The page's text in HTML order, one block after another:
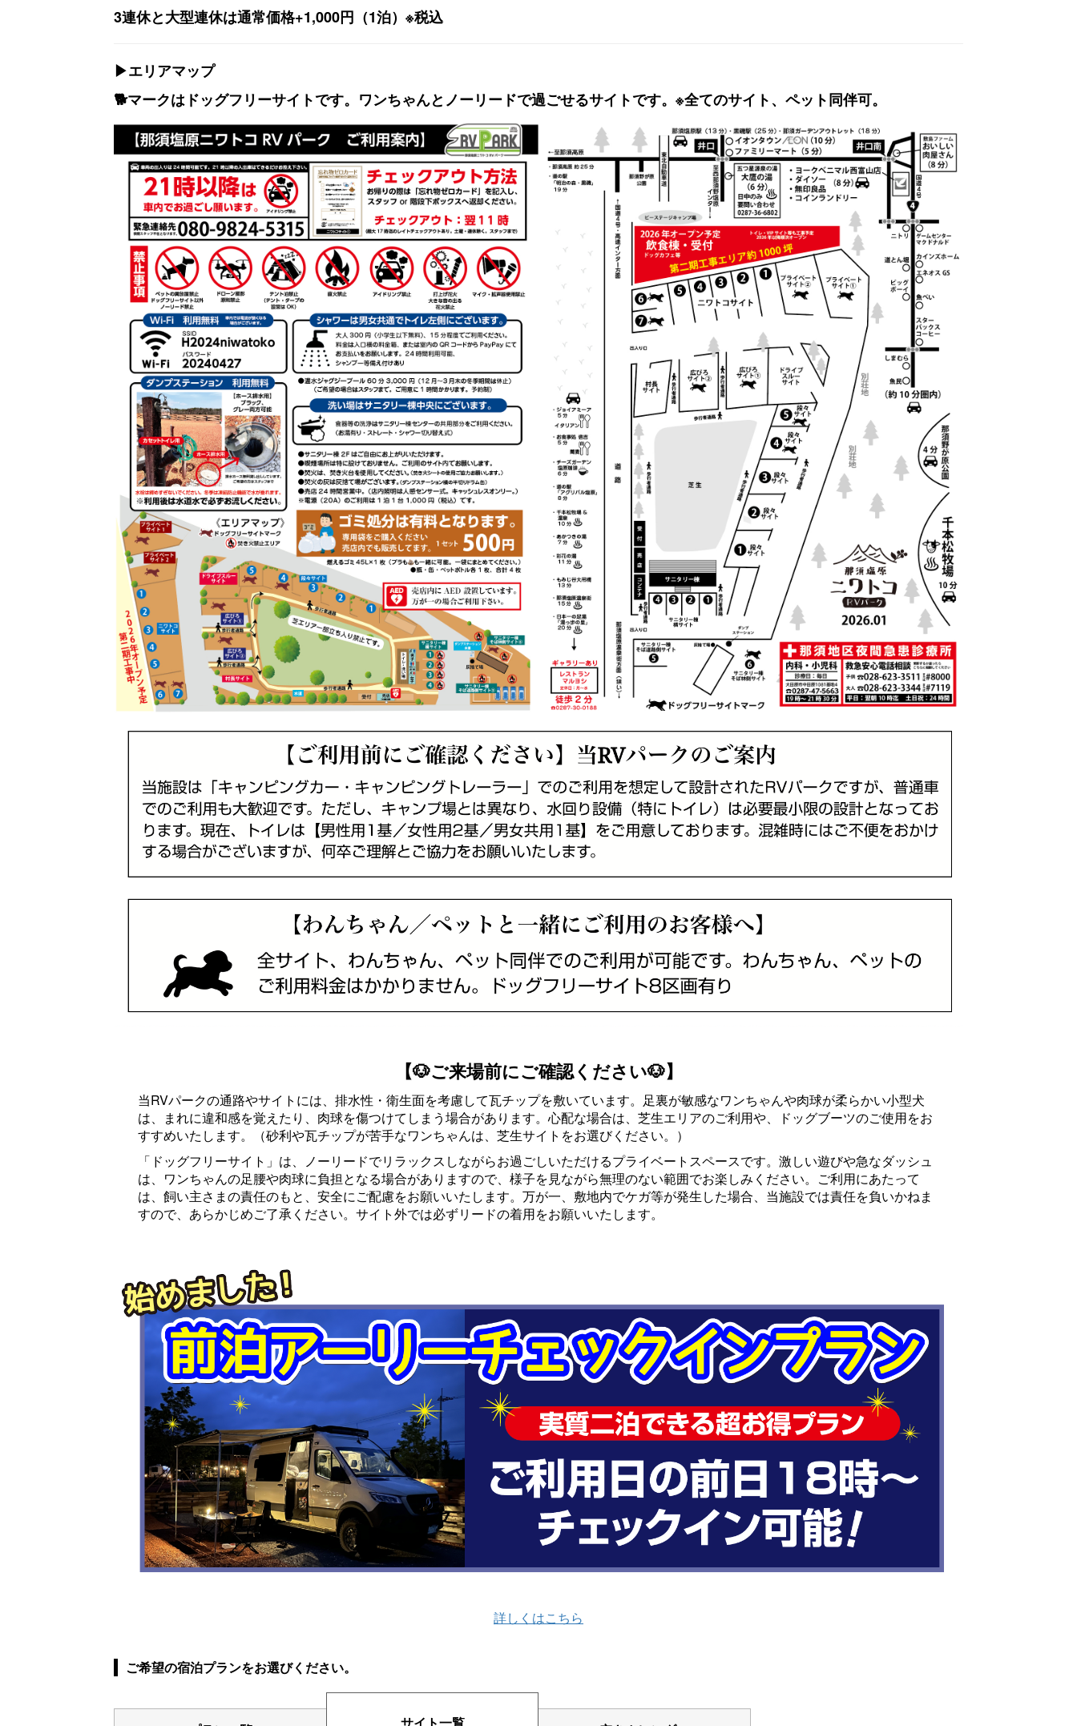
3連休と大型連休は通常価格+1,000円（1泊）※税込
▶エリアマップ
🐕️マークはドッグフリーサイトです。ワンちゃんとノーリードで過ごせるサイトです。※全てのサイト、ペット同伴可。
【🐶ご来場前にご確認ください🐶】
当RVパークの通路やサイトには、排水性・衛生面を考慮して瓦チップを敷いています。足裏が敏感なワンちゃんや肉球が柔らかい小型犬
は、まれに違和感を覚えたり、肉球を傷つけてしまう場合があります。心配な場合は、芝生エリアのご利用や、ドッグブーツのご使用をお
すすめいたします。（砂利や瓦チップが苦手なワンちゃんは、芝生サイトをお選びください。）
「ドッグフリーサイト」は、ノーリードでリラックスしながらお過ごしいただけるプライベートスペースです。激しい遊びや急なダッシュ
は、ワンちゃんの足腰や肉球に負担となる場合がありますので、様子を見ながら無理のない範囲でお楽しみください。ご利用にあたって
は、飼い主さまの責任のもと、安全にご配慮をお願いいたします。万が一、敷地内でケガ等が発生した場合、当施設では責任を負いかねま
すので、あらかじめご了承ください。サイト外では必ずリードの着用をお願いいたします。
詳しくはこちら
ご希望の宿泊プランをお選びください。
サイト一覧